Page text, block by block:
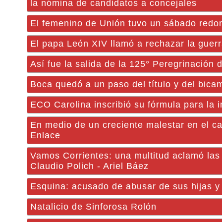
la nómina de candidatos a concejales
El femenino de Unión tuvo un sábado
El papa León XIV llamó a rechazar la
Así fue la salida de la 125° Peregrinación
Boca quedó a un paso del título y del
ECO Carolina inscribió su fórmula para la
En medio de un creciente malestar en el
Enlace
Vamos Corrientes: una multitud aclamó
Claudio Polich - Ariel Báez
Esquina: acusado de abusar de sus hijas
Natalicio de Sinforosa Rolón